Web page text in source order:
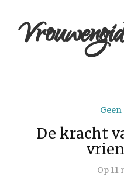
De kracht
Op11